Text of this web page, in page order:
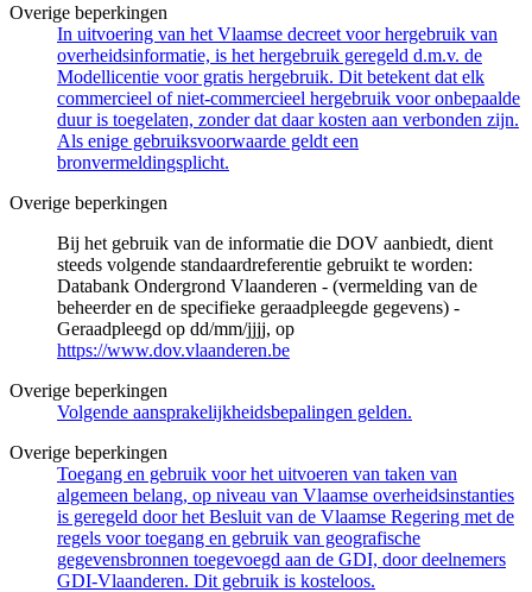
Overige beperkingen
In uitvoering van het Vlaamse decreet voor hergebruik van
overheidsinformatie, is het hergebruik geregeld d.m.v. de
Modellicentie voor gratis hergebruik. Dit betekent dat elk
commercieel of niet-commercieel hergebruik voor onbepaalde
duur is toegelaten, zonder dat daar kosten aan verbonden zijn.
Als enige gebruiksvoorwaarde geldt een
bronvermeldingsplicht.
Overige beperkingen
Bij het gebruik van de informatie die DOV aanbiedt, dient
steeds volgende standaardreferentie gebruikt te worden:
Databank Ondergrond Vlaanderen - (vermelding van de
beheerder en de specifieke geraadpleegde gegevens) -
Geraadpleegd op dd/mm/jjjj, op
https://www.dov.vlaanderen.be
Overige beperkingen
Volgende aansprakelijkheidsbepalingen gelden.
Overige beperkingen
Toegang en gebruik voor het uitvoeren van taken van
algemeen belang, op niveau van Vlaamse overheidsinstanties
is geregeld door het Besluit van de Vlaamse Regering met de
regels voor toegang en gebruik van geografische
gegevensbronnen toegevoegd aan de GDI, door deelnemers
GDI-Vlaanderen. Dit gebruik is kosteloos.